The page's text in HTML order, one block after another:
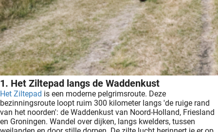
1. Het Ziltepad langs de Waddenkust
Het Ziltepad is een moderne pelgrimsroute. Deze
bezinningsroute loopt ruim 300 kilometer langs 'de ruige rand
van het noorden': de Waddenkust van Noord-Holland, Friesland
en Groningen. Wandel over dijken, langs kwelders, tussen